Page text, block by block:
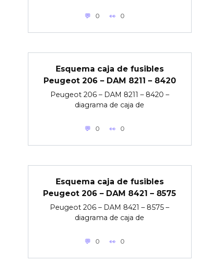
0 0
Esquema caja de fusibles
Peugeot 206 – DAM 8211 – 8420
Peugeot 206 – DAM 8211 – 8420 –
diagrama de caja de
0 0
Esquema caja de fusibles
Peugeot 206 – DAM 8421 – 8575
Peugeot 206 – DAM 8421 – 8575 –
diagrama de caja de
0 0